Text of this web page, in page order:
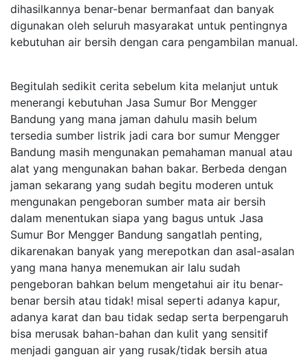
dihasilkannya benar-benar bermanfaat dan banyak
digunakan oleh seluruh masyarakat untuk pentingnya
kebutuhan air bersih dengan cara pengambilan manual.
Begitulah sedikit cerita sebelum kita melanjut untuk
menerangi kebutuhan Jasa Sumur Bor Mengger
Bandung yang mana jaman dahulu masih belum
tersedia sumber listrik jadi cara bor sumur Mengger
Bandung masih mengunakan pemahaman manual atau
alat yang mengunakan bahan bakar. Berbeda dengan
jaman sekarang yang sudah begitu moderen untuk
mengunakan pengeboran sumber mata air bersih
dalam menentukan siapa yang bagus untuk Jasa
Sumur Bor Mengger Bandung sangatlah penting,
dikarenakan banyak yang merepotkan dan asal-asalan
yang mana hanya menemukan air lalu sudah
pengeboran bahkan belum mengetahui air itu benar-
benar bersih atau tidak! misal seperti adanya kapur,
adanya karat dan bau tidak sedap serta berpengaruh
bisa merusak bahan-bahan dan kulit yang sensitif
menjadi ganguan air yang rusak/tidak bersih atua